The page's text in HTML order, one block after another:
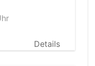
Details